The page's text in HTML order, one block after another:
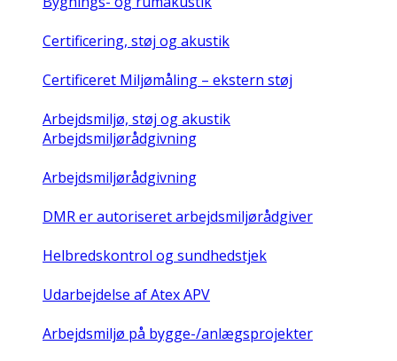
Certificering, støj og akustik
Certificeret Miljømåling – ekstern støj
Arbejdsmiljø, støj og akustik
Arbejdsmiljørådgivning
Arbejdsmiljørådgivning
DMR er autoriseret arbejdsmiljørådgiver
Helbredskontrol og sundhedstjek
Udarbejdelse af Atex APV
Arbejdsmiljø på bygge-/anlægsprojekter